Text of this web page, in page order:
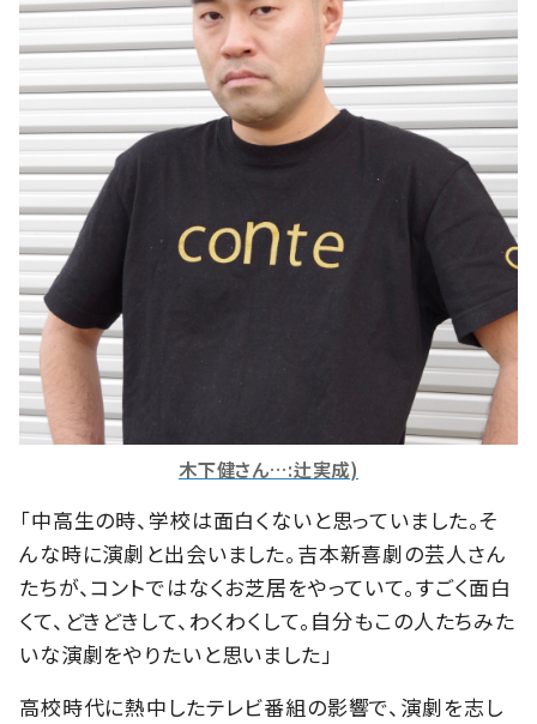
木下健さん…:辻実成)
「中高生の時、学校は面白くないと思っていました。そ
んな時に演劇と出会いました。吉本新喜劇の芸人さん
たちが、コントではなくお芝居をやっていて。すごく面白
くて、どきどきして、わくわくして。自分もこの人たちみた
いな演劇をやりたいと思いました」
高校時代に熱中したテレビ番組の影響で、演劇を志し